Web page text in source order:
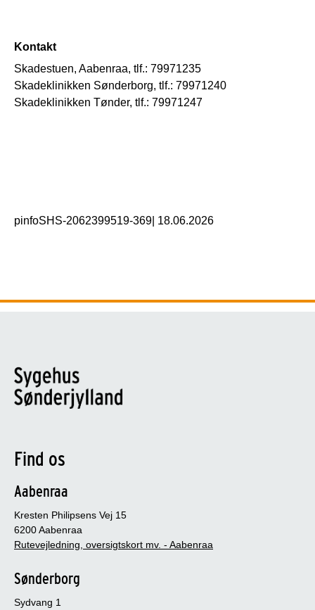
Kontakt
Skadestuen, Aabenraa, tlf.: 79971235
Skadeklinikken Sønderborg, tlf.: 79971240
Skadeklinikken Tønder, tlf.: 79971247
pinfoSHS-2062399519-369 18.06.2026
Find os
Aabenraa
Kresten Philipsens Vej 15
6200 Aabenraa
Rutevejledning, oversigtskort mv. - Aabenraa
Sønderborg
Sydvang 1